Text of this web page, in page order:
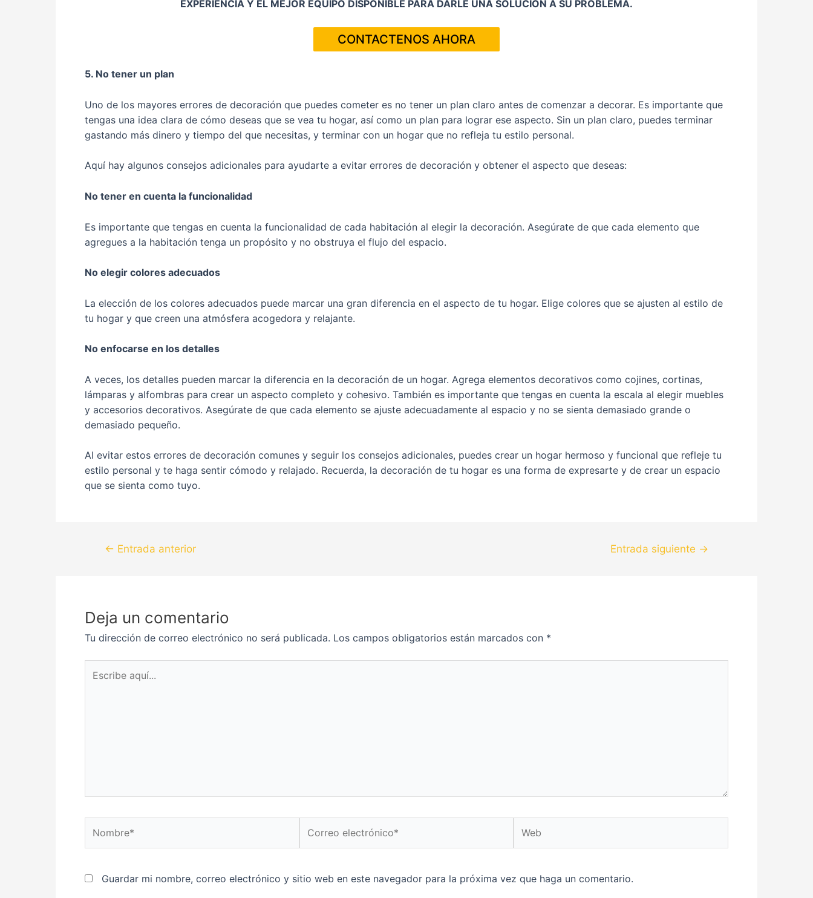
EXPERIENCIA Y EL MEJOR EQUIPO DISPONIBLE PARA DARLE UNA SOLUCION A SU PROBLEMA.
CONTACTENOS AHORA
5. No tener un plan
Uno de los mayores errores de decoración que puedes cometer es no tener un plan claro antes de comenzar a decorar. Es importante que
tengas una idea clara de cómo deseas que se vea tu hogar, así como un plan para lograr ese aspecto. Sin un plan claro, puedes terminar
gastando más dinero y tiempo del que necesitas, y terminar con un hogar que no refleja tu estilo personal.
Aquí hay algunos consejos adicionales para ayudarte a evitar errores de decoración y obtener el aspecto que deseas:
No tener en cuenta la funcionalidad
Es importante que tengas en cuenta la funcionalidad de cada habitación al elegir la decoración. Asegúrate de que cada elemento que
agregues a la habitación tenga un propósito y no obstruya el flujo del espacio.
No elegir colores adecuados
La elección de los colores adecuados puede marcar una gran diferencia en el aspecto de tu hogar. Elige colores que se ajusten al estilo de
tu hogar y que creen una atmósfera acogedora y relajante.
No enfocarse en los detalles
A veces, los detalles pueden marcar la diferencia en la decoración de un hogar. Agrega elementos decorativos como cojines, cortinas,
lámparas y alfombras para crear un aspecto completo y cohesivo. También es importante que tengas en cuenta la escala al elegir muebles
y accesorios decorativos. Asegúrate de que cada elemento se ajuste adecuadamente al espacio y no se sienta demasiado grande o
demasiado pequeño.
Al evitar estos errores de decoración comunes y seguir los consejos adicionales, puedes crear un hogar hermoso y funcional que refleje tu
estilo personal y te haga sentir cómodo y relajado. Recuerda, la decoración de tu hogar es una forma de expresarte y de crear un espacio
que se sienta como tuyo.
← Entrada anterior Entrada siguiente →
Deja un comentario
Tu dirección de correo electrónico no será publicada. Los campos obligatorios están marcados con *
aquí...
electrónico*
Guardar mi nombre, correo electrónico y sitio web en este navegador para la próxima vez que haga un comentario.